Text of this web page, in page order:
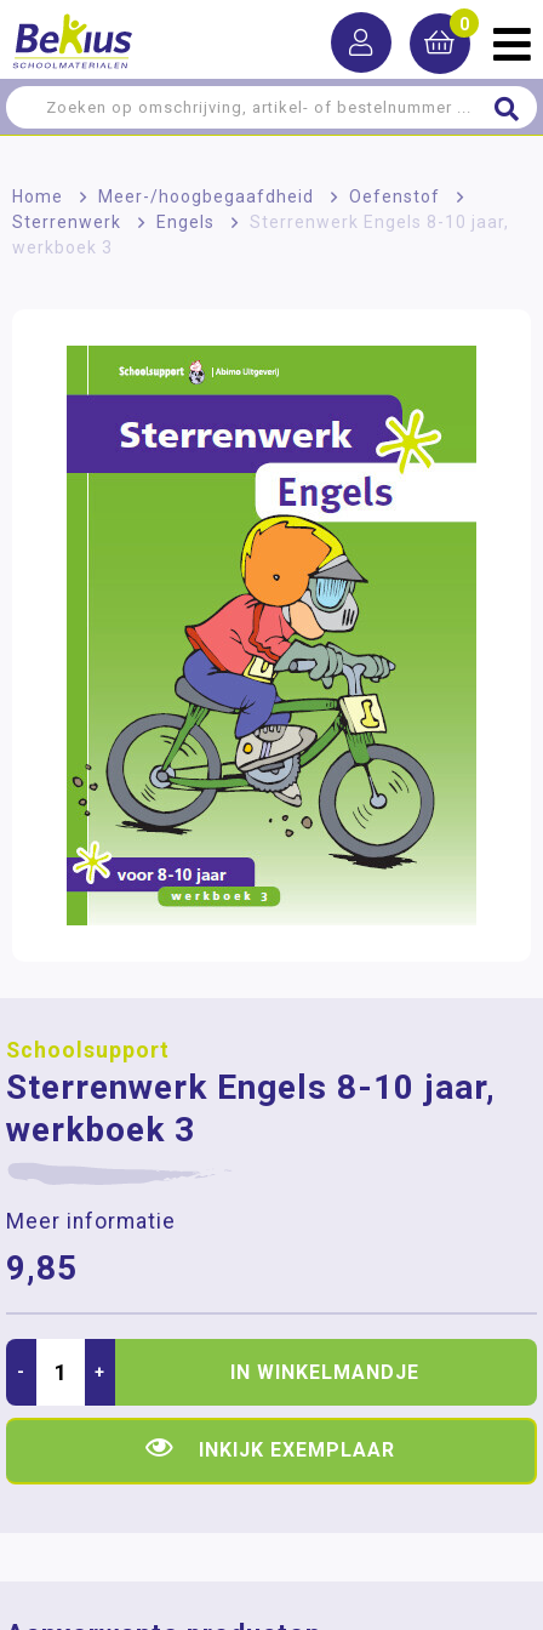
0
Home > Meer-/hoog­begaafdheid > Oefenstof
>
Sterrenwerk
> Engels >
Sterrenwerk Engels 8-10 jaar,
werkboek 3
Schoolsupport
Sterrenwerk Engels 8-10 jaar,
werkboek 3
Meer informatie
9,85
- + IN WINKELMANDJE
INKIJK EXEMPLAAR